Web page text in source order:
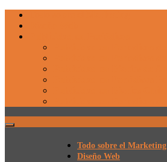
Todo sobre el Marketing
Diseño Web